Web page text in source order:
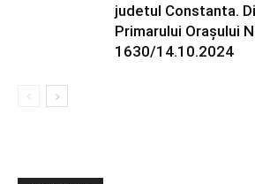
judetul Constanta.
Primarului Orașului
1630/14.10.2024